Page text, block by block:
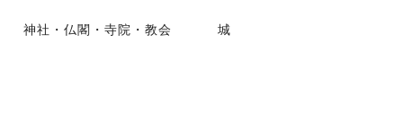
神社・仏閣・寺院・教会 城